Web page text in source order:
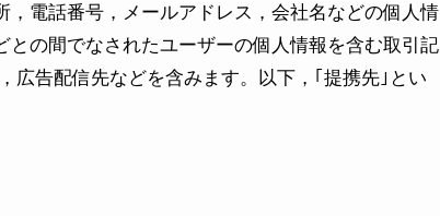
電話番号，メールアドレス，会社名などの個人情
の間でなされたユーザーの個人情報を含む取引記
広告配信先などを含みます。以下，｢提携先｣とい